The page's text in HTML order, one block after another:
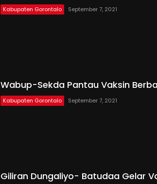
Kabupaten Gorontalo September 7, 2021
Wabup-Sekda Pantau Vaksin
Kabupaten Gorontalo September 7, 2021
Giliran Dungaliyo- Batudaa Gelar